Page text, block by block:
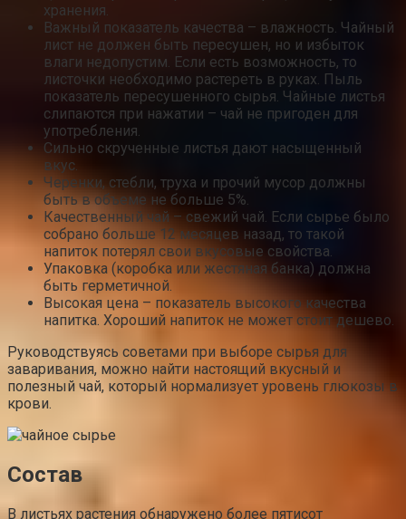
хранения.
Важный показатель качества – влажность. Чайный
лист не должен быть пересушен, но и избыток
влаги недопустим. Если есть возможность, то
листочки необходимо растереть в руках. Пыль
показатель пересушенного сырья. Чайные листья
слипаются при нажатии – чай не пригоден для
употребления.
Сильно скрученные листья дают насыщенный
вкус.
Черенки, стебли, труха и прочий мусор должны
быть в объеме не больше 5%.
Качественный чай – свежий чай. Если сырье было
собрано больше 12 месяцев назад, то такой
напиток потерял свои вкусовые свойства.
Упаковка (коробка или жестяная банка) должна
быть герметичной.
Высокая цена – показатель высокого качества
напитка. Хороший напиток не может стоит дешево.
Руководствуясь советами при выборе сырья для
заваривания, можно найти настоящий вкусный и
полезный чай, который нормализует уровень глюкозы в
крови.
Состав
В листьях растения обнаружено более пятисот